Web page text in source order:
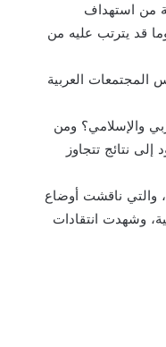
من استهداف
وما قد يترتب عليه من
العربية
والإسلامي؟ ومن
نتائج تتجاوز
والتي ناقشت أوضاع
وشهدت انتقادات